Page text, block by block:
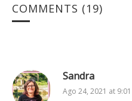
COMMENTS (19)
Sandra
Ago 24, 2021 at